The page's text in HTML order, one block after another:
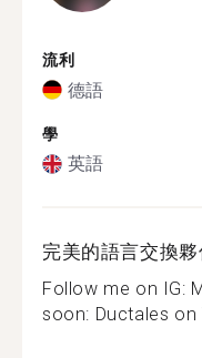
流利
德語
學
英語
完美的語言交換夥
Follow me on IG:
soon: Ductales on